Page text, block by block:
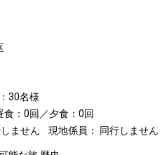
30名様
食：0回／夕食：0回
ません
現地係員： 同行しません